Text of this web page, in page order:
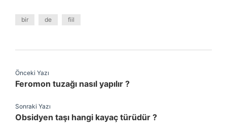
bir de fiil
Önceki Yazı
Feromon tuzağı nasıl yapılır ?
Sonraki Yazı
Obsidyen taşı hangi kayaç türüdür ?